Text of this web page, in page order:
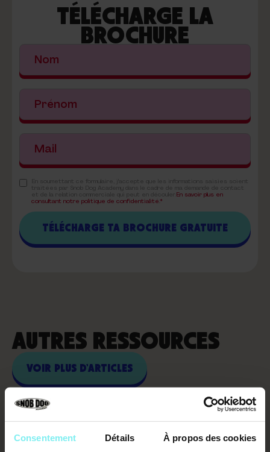
Consentement Détails À propos des cookies
TÉLÉCHARGE LA
BROCHURE
En savoir plus en
consultant notre politique de confidentialité.*
AUTRES RESSOURCES
VOIR PLUS D'ARTICLES